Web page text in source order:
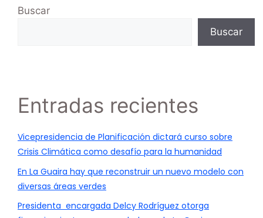
Buscar
Buscar
Entradas recientes
Vicepresidencia de Planificación dictará curso sobre
Crisis Climática como desafío para la humanidad
En La Guaira hay que reconstruir un nuevo modelo con
diversas áreas verdes
Presidenta encargada Delcy Rodríguez otorga